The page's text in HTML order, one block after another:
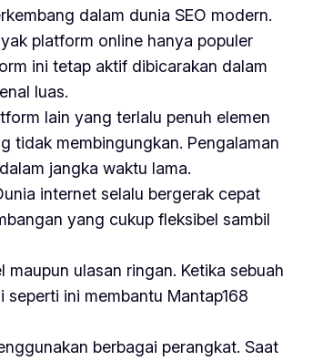
dalam dunia SEO modern.
platform online hanya populer
ini tetap aktif dibicarakan dalam
luas.
lain yang terlalu penuh elemen
tidak membingungkan. Pengalaman
jangka waktu lama.
internet selalu bergerak cepat
yang cukup fleksibel sambil
ulasan ringan. Ketika sebuah
ini membantu Mantap168
berbagai perangkat. Saat